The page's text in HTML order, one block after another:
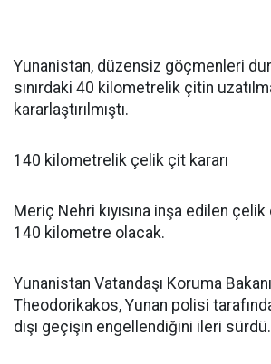
Yunanistan, düzensiz göçmenleri
sınırdaki 40 kilometrelik çitin
kararlaştırılmıştı.
140 kilometrelik çelik çit kararı
Meriç Nehri kıyısına inşa edilen
140 kilometre olacak.
Yunanistan Vatandaşı Koruma
Theodorikakos, Yunan polisi
dışı geçişin engellendiğini ileri sürdü.